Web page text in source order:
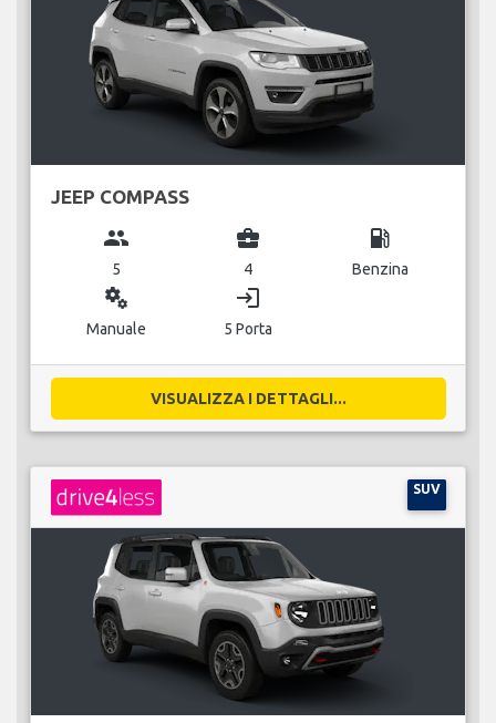
JEEP COMPASS
group
5
business_center
4
local_gas_station
Benzina
miscellaneous_services
Manuale
login
5 Porta
VISUALIZZA I DETTAGLI...
SUV